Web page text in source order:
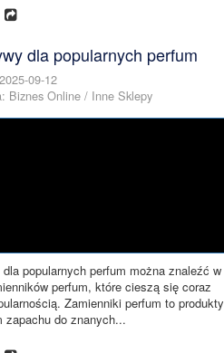
dla popularnych perfum
09-12
Biznes Online / Inne Sklepy
popularnych perfum można znaleźć w
perfum, które cieszą się coraz
Zamienniki perfum to produkty
zapachu do znanych...